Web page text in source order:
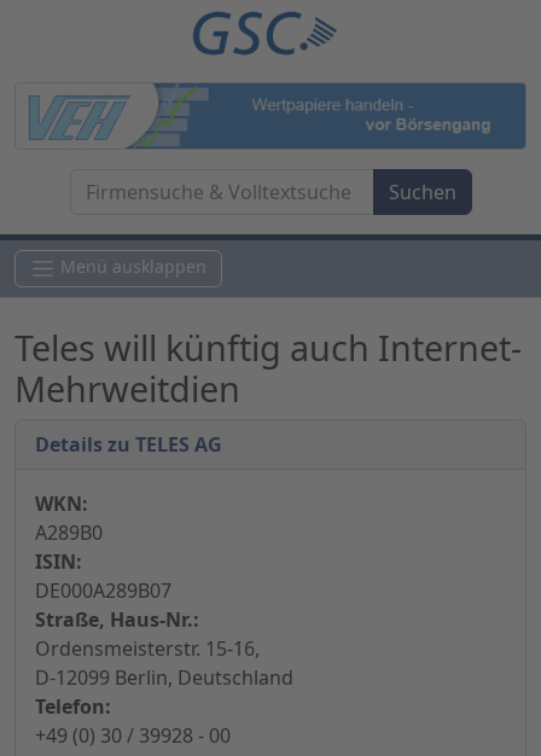
Menü ausklappen
Teles will künftig auch Internet-
Mehrweitdien
Details zu TELES AG
WKN:
A289B0
ISIN:
DE000A289B07
Straße, Haus-Nr.:
Ordensmeisterstr. 15-16,
D-12099 Berlin, Deutschland
Telefon:
+49 (0) 30 / 39928 - 00